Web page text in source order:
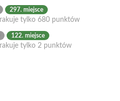
297. miejsce
tylko 680 punktów
122. miejsce
tylko 2 punktów